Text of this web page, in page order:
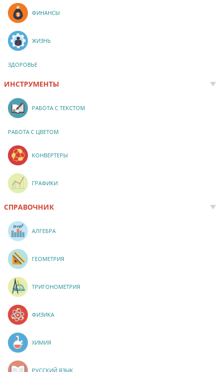
ФИНАНСЫ
ЖИЗНЬ
ЗДОРОВЬЕ
ИНСТРУМЕНТЫ
РАБОТА С ТЕКСТОМ
РАБОТА С ЦВЕТОМ
КОНВЕРТЕРЫ
ГРАФИКИ
СПРАВОЧНИК
АЛГЕБРА
ГЕОМЕТРИЯ
ТРИГОНОМЕТРИЯ
ФИЗИКА
ХИМИЯ
РУССКИЙ ЯЗЫК